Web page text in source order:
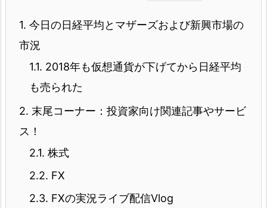
1. 今日の日経平均とマザーズおよび新興市場の
市況
1.1. 2018年も仮想通貨が下げてから日経平均
も売られた
2. 末尾コーナー：投資家向け関連記事やサービ
ス！
2.1. 株式
2.2. FX
2.3. FXの実況ライブ配信Vlog